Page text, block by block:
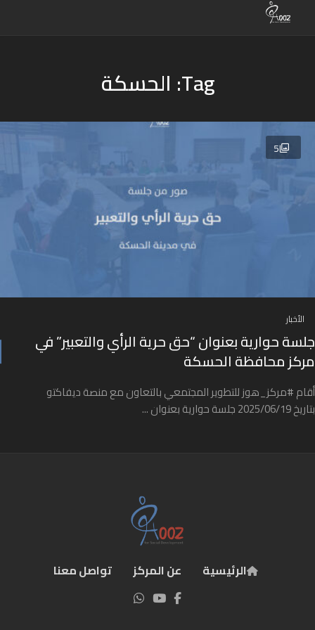
Tag: الحسكة
5
الأخبار
جلسة حوارية بعنوان “حق حرية الرأي والتعبير” في
مركز محافظة الحسكة
أقام #مركز_هوز للتطوير المجتمعي بالتعاون مع منصة ديفاكتو
بتاريخ 2025/06/19 جلسة حوارية بعنوان ...
الرئيسية عن المركز تواصل معنا